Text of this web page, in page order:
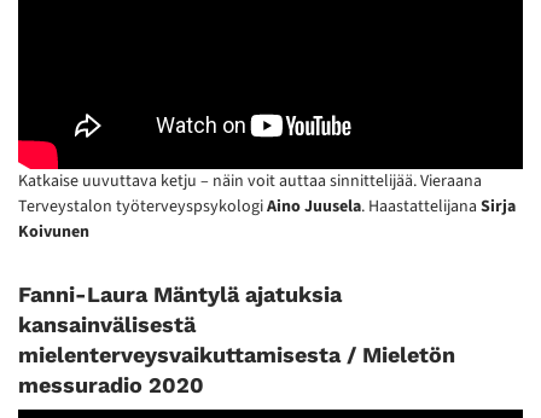
Katkaise uuvuttava ketju – näin voit auttaa sinnittelijää. Vieraana
Terveystalon työterveyspsykologiAino Juusela. Haastattelijana Sirja
Koivunen
Fanni-Laura Mäntylä ajatuksia
kansainvälisestä
mielenterveysvaikuttamisesta / Mieletön
messuradio 2020